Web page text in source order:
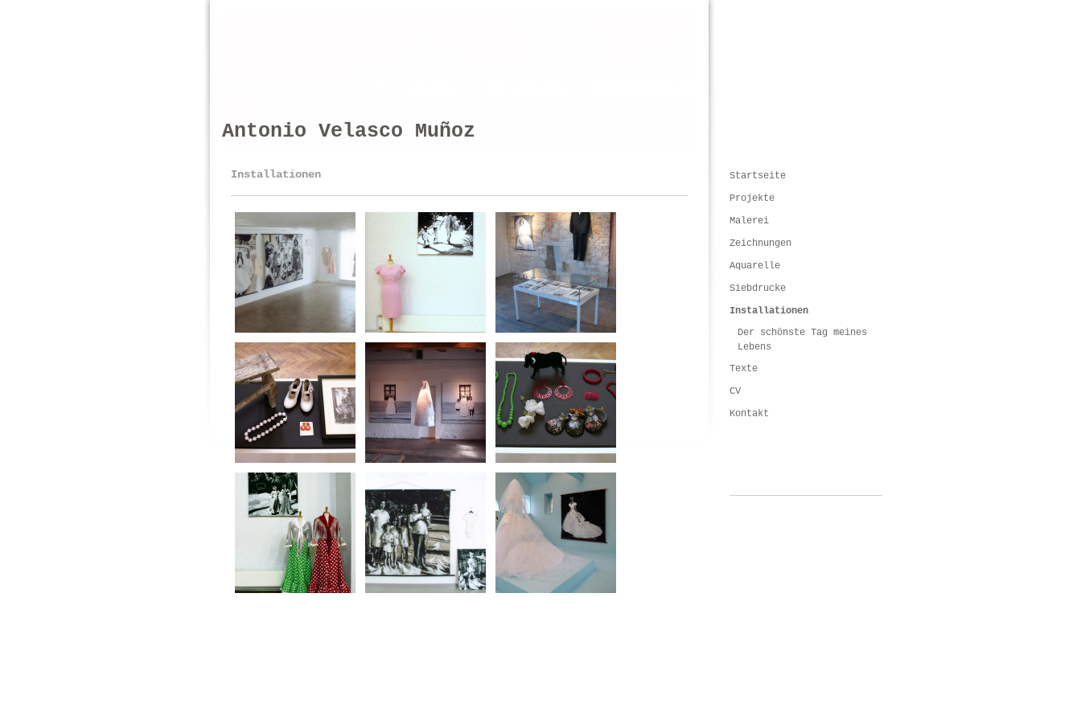
Startseite
Projekte
Malerei
Zeichnungen
Aquarelle
Siebdrucke
Installationen
Der schönste Tag meines
Lebens
Texte
CV
Kontakt
Antonio Velasco Muñoz
Installationen